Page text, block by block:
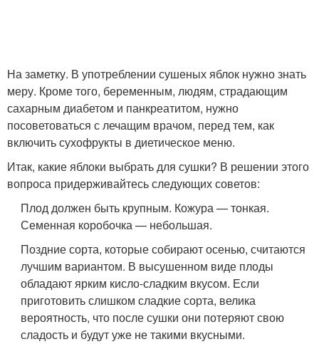
На заметку. В употреблении сушеных яблок нужно знать
меру. Кроме того, беременным, людям, страдающим
сахарным диабетом и панкреатитом, нужно
посоветоваться с лечащим врачом, перед тем, как
включить сухофрукты в диетическое меню.
Итак, какие яблоки выбрать для сушки? В решении этого
вопроса придерживайтесь следующих советов:
Плод должен быть крупным. Кожура — тонкая.
Семенная коробочка — небольшая.
Поздние сорта, которые собирают осенью, считаются
лучшим вариантом. В высушенном виде плоды
обладают ярким кисло-сладким вкусом. Если
приготовить слишком сладкие сорта, велика
вероятность, что после сушки они потеряют свою
сладость и будут уже не такими вкусными.